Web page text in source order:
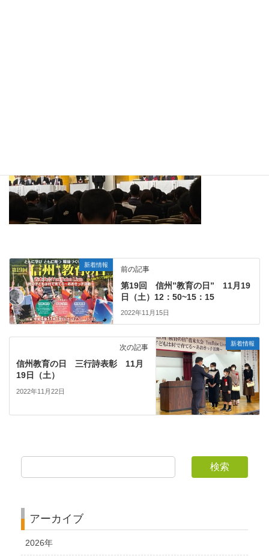
新着情報 前の記事
第19回 信州”教育の日” 11月19
日（土）12：50~15：15
2022年11月15日
新着情報
次の記事
信州教育の日 三行詩表彰 11月
19日（土）
2022年11月22日
検索
アーカイブ
2026年